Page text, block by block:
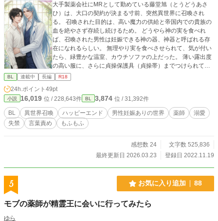
大手製薬会社にMRとして勤めている藤堂旭（とうどうあさ
ひ）は、大口の契約が決まる寸前、突然異世界に召喚され
る。 召喚された目的は、高い魔力の供給と帝国内での貴族の
血を絶やさず存続し続けるため。 どうやら神の実を食べれ
ば、召喚された男性は妊娠できる神の器、神器と呼ばれる存
在になれるらしい。 無理やり実を食べさせられて、気が付い
たら、緑豊かな温室、カウチソファの上だった。 薄い露出度
の高い服に、さらに貞操保護具（貞操帯）までつけられてい
て？ 猫かぶりで口の悪い一途なMRが、人付き合いに疲れて
植物に愛を注ぐイケメン薬師から溺愛されるお話です。 薬師
と、2人の使用人と、1匹の猫（？）と、のんびりまったり、
時に激しく、楽しく暮らしていく話です。 ※現在連載中の、
「異世界に召喚された二世俳優、うっかり本性晒しましたが
精悍な侯爵様に溺愛されています」に登場する旭さんが主役
のお話です。 ※登場人物、団体、名称等は全て架空のもので
す。 ※男性妊娠あり。 ※題名 ＊～＊＊＊はR18指定です。
※イラストは、Adob​​e Fireflyを使用した生成AIです。著作権
BL 連載中 長編 R18
24h.ポイント 49pt
小説 16,019 位 / 228,643件 BL 3,874 位 / 31,392件
BL 異世界召喚 ハッピーエンド 男性妊娠ありの世界 薬師
溺愛
失禁
言葉責め もふもふ
感想数 24
文字数 525,836
最終更新日 2026.03.23
登録日 2022.11.19
5 お気に入り追加 88
モブの薬師が精霊王に会いに行ってみたら
ゆら